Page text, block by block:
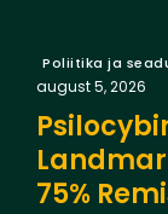
Poliitika ja
august 5, 2026
75%